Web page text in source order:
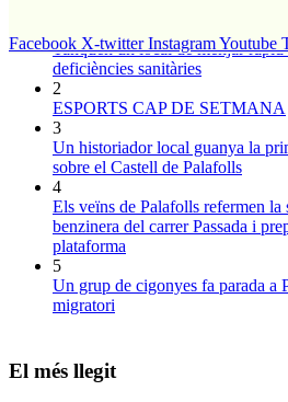
Facebook X-twitter InstagramYoutube
Tanquen un local de menjar
deficiències sanitàries
2
ESPORTS CAP DE SETMANA
3
Un historiador local guanya la
sobre el Castell de Palafolls
4
Els veïns de Palafolls refermen la
benzinera del carrer Passada i
plataforma
5
Un grup de cigonyes fa parada a
migratori
El més llegit